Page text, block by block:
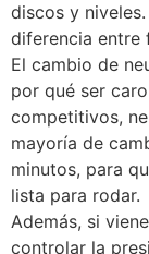
discos y
diferencia entre
El cambio de
por qué ser
competitivos,
mayoría de
minutos, para
lista para rodar.
Además, si
controlar la